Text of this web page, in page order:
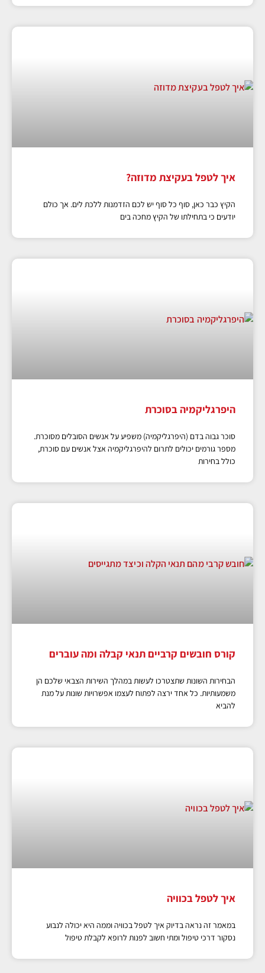
איך לטפל בעקיצת מדוזה?
הקיץ כבר כאן, סוף כל סוף יש לכם הזדמנות ללכת לים. אך כולם
יודעים כי בתחילתו של הקיץ מחכה בים
היפרגליקמיה בסוכרת
סוכר גבוה בדם (היפרגליקמיה) משפיע על אנשים הסובלים מסוכרת.
מספר גורמים יכולים לתרום להיפרגליקמיה אצל אנשים עם סוכרת,
כולל בחירות
קורס חובשים קרביים תנאי קבלה ומה עוברים
הבחירות השונות שתצטרכו לעשות במהלך השירות הצבאי שלכם הן
משמעותיות. כל אחד ירצה לפתוח לעצמו אפשרויות שונות על מנת
להביא
איך לטפל בכוויה
במאמר זה נראה בדיוק איך לטפל בכוויה וממה היא יכולה לנבוע
נסקור דרכי טיפול ומתי חשוב לפנות לרופא לקבלת טיפול